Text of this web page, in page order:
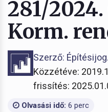
281/
Korm.
Szerző:
Közzétéve:
frissítés:
Olvasási idő: 6 perc